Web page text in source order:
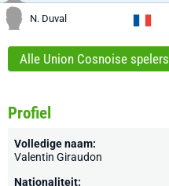
N. Duval
Alle Union Cosnoise spelers
Profiel
Volledige naam:
Valentin Giraudon
Nationaliteit: